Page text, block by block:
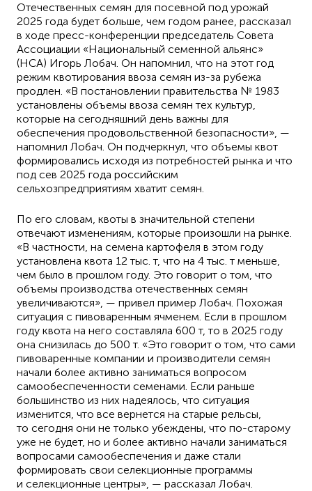
Отечественных семян для посевной под урожай
2025 года будет больше, чем годом ранее, рассказал
в ходе пресс-конференции председатель Совета
Ассоциации «Национальный семенной альянс»
(HCA) Игорь Лобач. Он напомнил, что на этот год
режим квотирования ввоза семян из-за рубежа
продлен. «В постановлении правительства № 1983
установлены объемы ввоза семян тех культур,
которые на сегодняшний день важны для
обеспечения продовольственной безопасности», —
напомнил Лобач. Он подчеркнул, что объемы квот
формировались исходя из потребностей рынка и что
под сев 2025 года российским
сельхозпредприятиям хватит семян.
По его словам, квоты в значительной степени
отвечают изменениям, которые произошли на рынке.
«В частности, на семена картофеля в этом году
установлена квота 12 тыс. т, что на 4 тыс. т меньше,
чем было в прошлом году. Это говорит о том, что
объемы производства отечественных семян
увеличиваются», — привел пример Лобач. Похожая
ситуация с пивоваренным ячменем. Если в прошлом
году квота на него составляла 600 т, то в 2025 году
она снизилась до 500 т. «Это говорит о том, что сами
пивоваренные компании и производители семян
начали более активно заниматься вопросом
самообеспеченности семенами. Если раньше
большинство из них надеялось, что ситуация
изменится, что все вернется на старые рельсы,
то сегодня они не только убеждены, что по-старому
уже не будет, но и более активно начали заниматься
вопросами самообеспечения и даже стали
формировать свои селекционные программы
и селекционные центры», — рассказал Лобач.